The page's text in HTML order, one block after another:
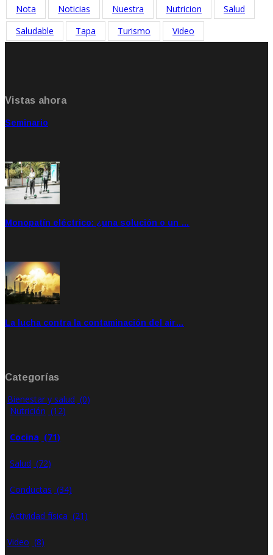
Nota
Noticias Nuestra Nutricion
Salud
Saludable
Tapa Turismo Video
Vistas ahora
Seminario
Monopatín eléctrico: ¿una solución o un …
La lucha contra la contaminación del air…
Categorías
Bienestar y salud (0)
Nutrición (12)
Cocina (71)
Salud (72)
Conductas (34)
Actividad física (21)
Video (8)